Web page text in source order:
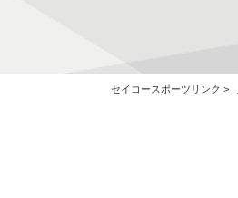
セイコースポーツリンク